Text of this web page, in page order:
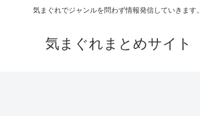
気まぐれでジャンルを問わず情報発信していきます。
気まぐれまとめサイト